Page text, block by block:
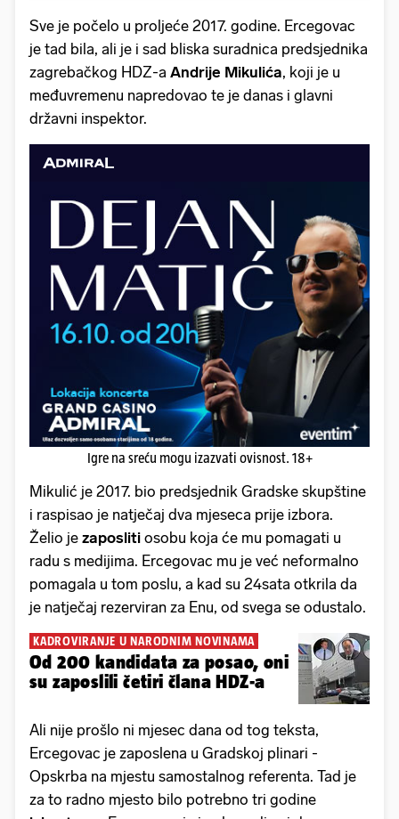
Sve je počelo u proljeće 2017. godine. Ercegovac
je tad bila, ali je i sad bliska suradnica predsjednika
zagrebačkog HDZ-a Andrije Mikulića, koji je u
međuvremenu napredovao te je danas i glavni
državni inspektor.
Igre na sreću mogu izazvati ovisnost. 18+
Mikulić je 2017. bio predsjednik Gradske skupštine
i raspisao je natječaj dva mjeseca prije izbora.
Želio je zaposliti osobu koja će mu pomagati u
radu s medijima. Ercegovac mu je već neformalno
pomagala u tom poslu, a kad su 24sata otkrila da
je natječaj rezerviran za Enu, od svega se odustalo.
KADROVIRANJE U NARODNIM NOVINAMA
Od 200 kandidata za posao, oni
su zaposlili četiri člana HDZ-a
Ali nije prošlo ni mjesec dana od tog teksta,
Ercegovac je zaposlena u Gradskoj plinari -
Opskrba na mjestu samostalnog referenta. Tad je
za to radno mjesto bilo potrebno tri godine